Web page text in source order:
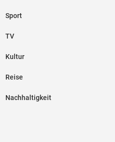
Sport
TV
Kultur
Reise
Nachhaltigkeit